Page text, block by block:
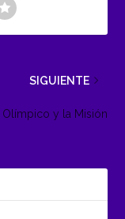
SIGUIENTE
Olímpico y la Misión